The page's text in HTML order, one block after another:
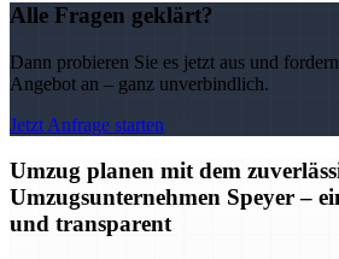
Alle Fragen geklärt?
Dann probieren Sie es jetzt aus und
Angebot an – ganz unverbindlich.
Jetzt Anfrage starten
Umzug planen mit dem
Umzugsunternehmen Speyer –
und transparent